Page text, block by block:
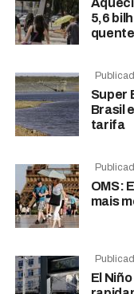
5,6
Super
Brasil
tarifa
OMS:
mais
El